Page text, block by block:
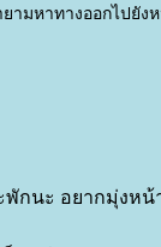
ามหาทางออกไปยั
กนะ อยากมุ่งห